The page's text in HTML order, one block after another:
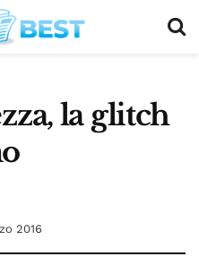
la glitch
2016